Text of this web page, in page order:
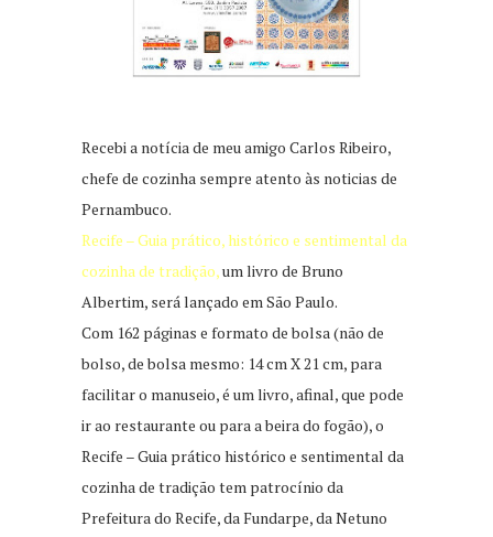
Recebi a notícia de meu amigo Carlos Ribeiro,
chefe de cozinha sempre atento às noticias de
Pernambuco.
Recife – Guia prático, histórico e sentimental da
cozinha de tradição,um livro de Bruno
Albertim, será lançado em São Paulo.
Com 162 páginas e formato de bolsa (não de
bolso, de bolsa mesmo: 14 cm X 21 cm, para
facilitar o manuseio, é um livro, afinal, que pode
ir ao restaurante ou para a beira do fogão), o
Recife – Guia prático histórico e sentimental da
cozinha de tradição tem patrocínio da
Prefeitura do Recife, da Fundarpe, da Netuno